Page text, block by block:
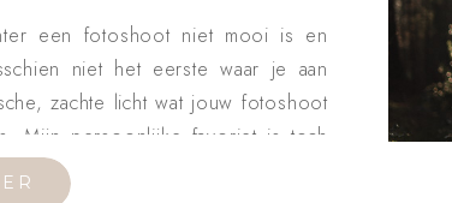
een fotoshoot niet mooi is en
niet het eerste waar je aan
zachte licht wat jouw fotoshoot
Mijn persoonlijke favoriet is toch